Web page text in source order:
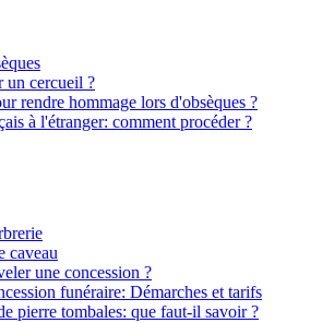
un cercueil ?
rendre hommage lors d'obsèques ?
à l'étranger: comment procéder ?
caveau
une concession ?
funéraire: Démarches et tarifs
pierre tombales: que faut-il savoir ?